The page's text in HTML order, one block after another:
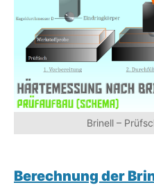
Brinell –
Berechnung der